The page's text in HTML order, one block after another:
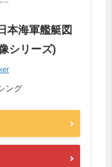
海軍艦艇図
シリーズ)
ング